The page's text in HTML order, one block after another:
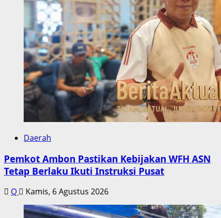
Daerah
Pemkot Ambon Pastikan Kebijakan WFH ASN
Tetap Berlaku Ikuti Instruksi Pusat
Q Kamis, 6 Agustus 2026